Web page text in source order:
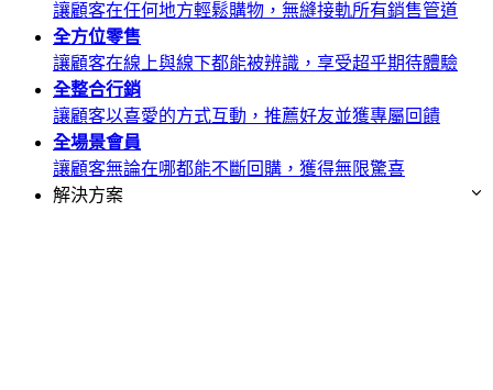
讓顧客在任何地方輕鬆購物，無縫接軌所有銷售管道
全方位零售
讓顧客在線上與線下都能被辨識，享受超乎期待體驗
全整合行銷
讓顧客以喜愛的方式互動，推薦好友並獲專屬回饋
全場景會員
讓顧客無論在哪都能不斷回購，獲得無限驚喜
解決方案